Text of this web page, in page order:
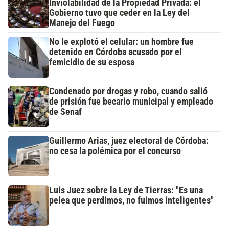
Inviolabilidad de la Propiedad Privada: el
Gobierno tuvo que ceder en la Ley del
Manejo del Fuego
No le explotó el celular: un hombre fue
detenido en Córdoba acusado por el
femicidio de su esposa
Condenado por drogas y robo, cuando salió
de prisión fue becario municipal y empleado
de Senaf
Guillermo Arias, juez electoral de Córdoba:
no cesa la polémica por el concurso
Luis Juez sobre la Ley de Tierras: "Es una
pelea que perdimos, no fuimos inteligentes"